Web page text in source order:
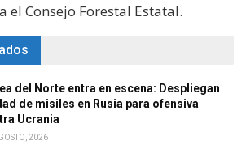
el Consejo Forestal Estatal.
del Norte entra en escena: Despliegan
de misiles en Rusia para ofensiva
Ucrania
2026